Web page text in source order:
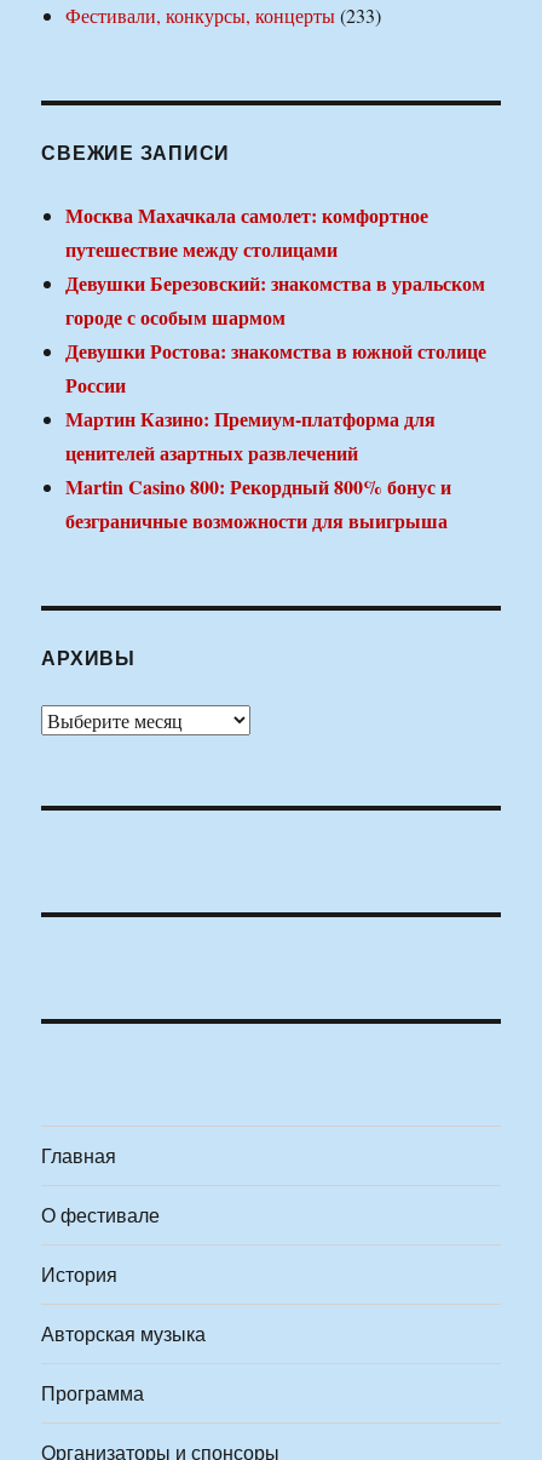
Фестивали, конкурсы, концерты(233)
СВЕЖИЕ ЗАПИСИ
Москва Махачкала самолет: комфортное
путешествие между столицами
Девушки Березовский: знакомства в уральском
городе с особым шармом
Девушки Ростова: знакомства в южной столице
России
Мартин Казино: Премиум-платформа для
ценителей азартных развлечений
Martin Casino 800: Рекордный 800% бонус и
безграничные возможности для выигрыша
АРХИВЫ
Архивы
Главная
О фестивале
История
Авторская музыка
Программа
Организаторы и спонсоры